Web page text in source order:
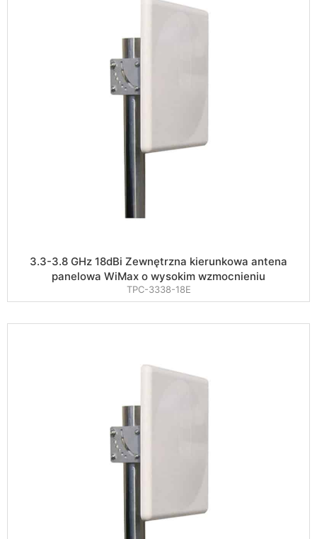
3.3-3.8 GHz 18dBi Zewnętrzna kierunkowa antena
panelowa WiMax o wysokim wzmocnieniu
TPC-3338-18E